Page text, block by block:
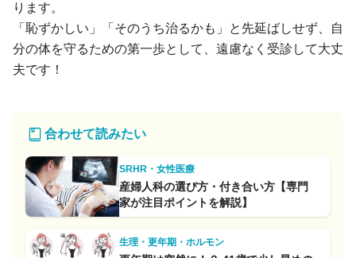
ります。
「恥ずかしい」「そのうち治るかも」と先延ばしせず、自
分の体を守るための第一歩として、遠慮なく受診して大丈
夫です！
合わせて読みたい
SRHR・女性医療
産婦人科の選び方・付き合い方【専門
家が注目ポイントを解説】
生理・更年期・ホルモン